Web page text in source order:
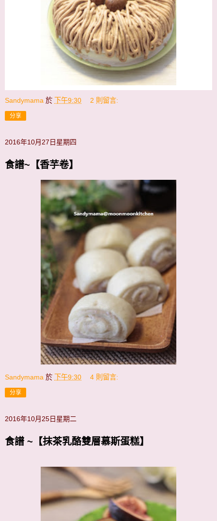
Sandymama 於 下午9:30 2 則留言:
分享
2016年10月27日星期四
食譜~【香芋卷】
Sandymama 於 下午9:30 4 則留言:
分享
2016年10月25日星期二
食譜 ~【抹茶乳酪雙層慕斯蛋糕】